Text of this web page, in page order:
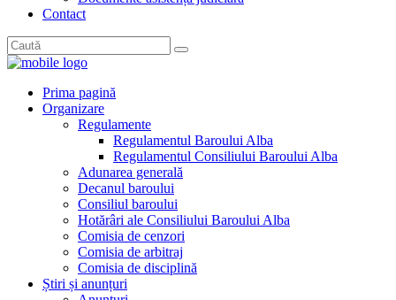
Contact
Prima pagină
Organizare
Regulamente
Regulamentul Baroului Alba
Regulamentul Consiliului Baroului Alba
Adunarea generală
Decanul baroului
Consiliul baroului
Hotărâri ale Consiliului Baroului Alba
Comisia de cenzori
Comisia de arbitraj
Comisia de disciplină
Știri și anunțuri